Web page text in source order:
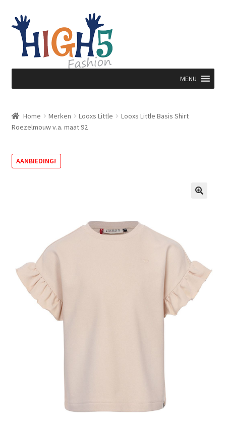
Ga
door
naar
navigatie
Ga
direct
naar
inhoud
MENU
Home Merken Looxs Little
Looxs Little Basis Shirt
Roezelmouw v.a. maat 92
AANBIEDING!